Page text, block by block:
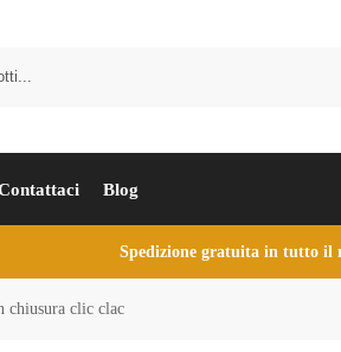
Blog
Spedizione gratuita in tutto
chiusura clic clac